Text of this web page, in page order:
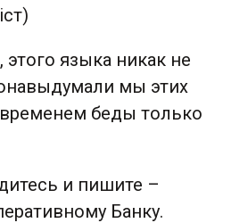
этого языка никак не
мы этих
временем беды только
и пишите –
Банку.